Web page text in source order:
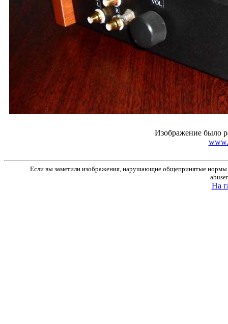
Изображение было
Если вы заметили изображения, нарушающие общепринятые нормы
На